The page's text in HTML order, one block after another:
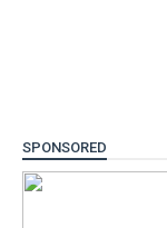
SPONSORED